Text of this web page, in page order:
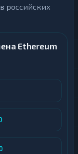
российских
Ethereum